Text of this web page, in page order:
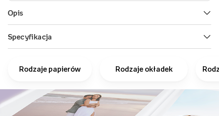
Rodzaje papierów Rodzaje okładek